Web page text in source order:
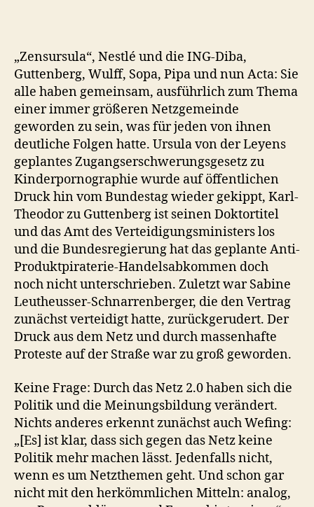
„Zensursula“, Nestlé und die ING-Diba,
Guttenberg, Wulff, Sopa, Pipa und nun Acta: Sie
alle haben gemeinsam, ausführlich zum Thema
einer immer größeren Netzgemeinde
geworden zu sein, was für jeden von ihnen
deutliche Folgen hatte. Ursula von der Leyens
geplantes Zugangserschwerungsgesetz zu
Kinderpornographie wurde auf öffentlichen
Druck hin vom Bundestag wieder gekippt, Karl-
Theodor zu Guttenberg ist seinen Doktortitel
und das Amt des Verteidigungsministers los
und die Bundesregierung hat das geplante Anti-
Produktpiraterie-Handelsabkommen doch
noch nicht unterschrieben. Zuletzt war Sabine
Leutheusser-Schnarrenberger, die den Vertrag
zunächst verteidigt hatte, zurückgerudert. Der
Druck aus dem Netz und durch massenhafte
Proteste auf der Straße war zu groß geworden.
Keine Frage: Durch das Netz 2.0 haben sich die
Politik und die Meinungsbildung verändert.
Nichts anderes erkennt zunächst auch Wefing:
„[Es] ist klar, dass sich gegen das Netz keine
Politik mehr machen lässt. Jedenfalls nicht,
wenn es um Netzthemen geht. Und schon gar
nicht mit den herkömmlichen Mitteln: analog,